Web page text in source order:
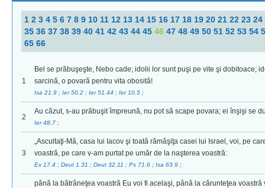
1 2 3 4 5 6 7 8 9 10 11 12 13 14 15 16 17 18 19 20 21 22 23 24
35 36 37 38 39 40 41 42 43 44 45 46 47 48 49 50 51 52 53 54
65 66
1
Bel se prăbuşeşte, Nebo cade; idolii lor sunt puşi pe vite şi dobitoace;
sarcină, o povară pentru vita obosită!
Isa 21.9 ; Ier 50.2 ; Ier 51.44 ; Ier 10.5 ;
2
Au căzut, s-au prăbuşit împreună, nu pot să scape povara; ei înşişi se
Ier 48.7 ;
3
„Ascultaţi-Mă, casa lui Iacov şi toată rămăşiţa casei lui Israel, voi, pe
voastră, pe care v-am purtat pe umăr de la naşterea voastră:
Ex 17.4 ; Deut 1.31 ; Deut 32.11 ; Ps 71.6 ; Isa 63.9 ;
până la bătrâneţea voastră Eu voi fi acelaşi, până la cărunteţea voastră